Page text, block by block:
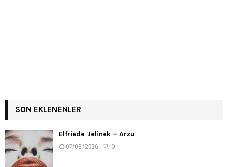
SON EKLENENLER
Elfriede Jelinek – Arzu
07/08/2026 0